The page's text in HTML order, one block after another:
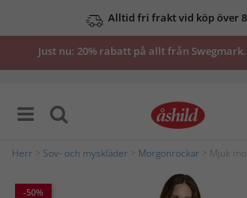
Alltid fri frakt vid köp över
Just nu: 20% rabatt på allt från
Herr Sov- och myskläder Morgonrockar > Mjuk
-50%